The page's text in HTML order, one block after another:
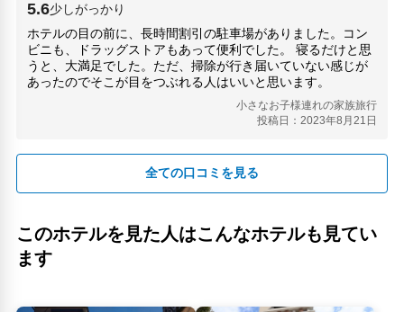
5.6少しがっかり
ホテルの目の前に、長時間割引の駐車場がありました。コン
ビニも、ドラッグストアもあって便利でした。 寝るだけと思
うと、大満足でした。ただ、掃除が行き届いていない感じが
あったのでそこが目をつぶれる人はいいと思います。
小さなお子様連れの家族旅行
投稿日：2023年8月21日
全ての口コミを見る
このホテルを見た人はこんなホテルも見てい
ます